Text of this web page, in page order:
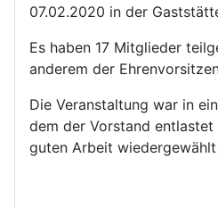
07.02.2020 in der
Es haben 17 Mitglieder
anderem der
Die Veranstaltung war in
dem der Vorstand
guten Arbeit